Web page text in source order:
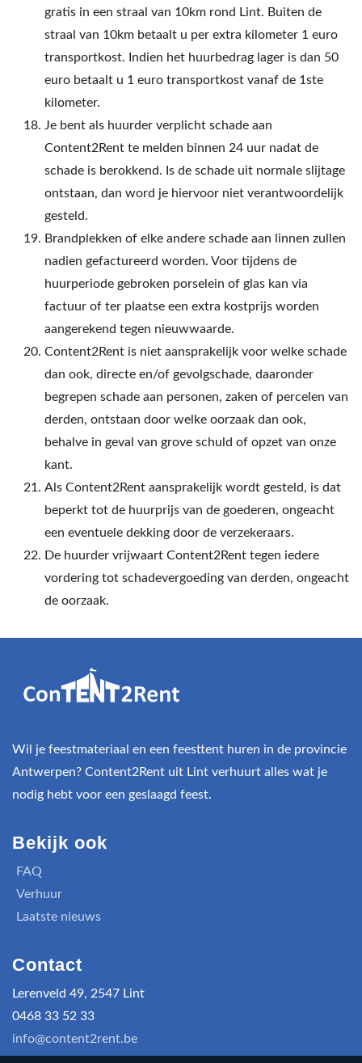
gratis in een straal van 10km rond Lint. Buiten de
straal van 10km betaalt u per extra kilometer 1 euro
transportkost. Indien het huurbedrag lager is dan 50
euro betaalt u 1 euro transportkost vanaf de 1ste
kilometer.
Je bent als huurder verplicht schade aan
Content2Rent te melden binnen 24 uur nadat de
schade is berokkend. Is de schade uit normale slijtage
ontstaan, dan word je hiervoor niet verantwoordelijk
gesteld.
Brandplekken of elke andere schade aan linnen zullen
nadien gefactureerd worden. Voor tijdens de
huurperiode gebroken porselein of glas kan via
factuur of ter plaatse een extra kostprijs worden
aangerekend tegen nieuwwaarde.
Content2Rent is niet aansprakelijk voor welke schade
dan ook, directe en/of gevolgschade, daaronder
begrepen schade aan personen, zaken of percelen van
derden, ontstaan door welke oorzaak dan ook,
behalve in geval van grove schuld of opzet van onze
kant.
Als Content2Rent aansprakelijk wordt gesteld, is dat
beperkt tot de huurprijs van de goederen, ongeacht
een eventuele dekking door de verzekeraars.
De huurder vrijwaart Content2Rent tegen iedere
vordering tot schadevergoeding van derden, ongeacht
de oorzaak.
Wil je feestmateriaal en een feesttent huren in de provincie
Antwerpen? Content2Rent uit Lint verhuurt alles wat je
nodig hebt voor een geslaagd feest.
Bekijk ook
FAQ
Verhuur
Laatste nieuws
Contact
Lerenveld 49, 2547 Lint
0468 33 52 33
info@content2rent.be